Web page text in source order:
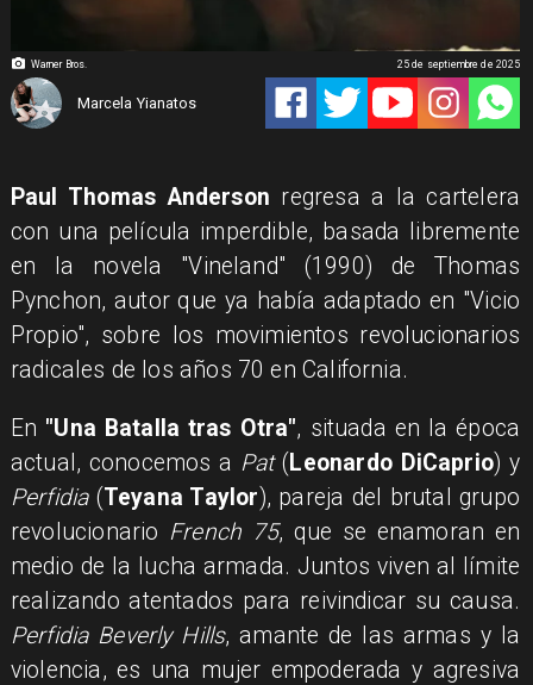
Warner Bros.
Marcela Yianatos
25 de septiembre de 2025
​Paul Thomas Anderson regresa a la cartelera
con una película imperdible, basada libremente
en la novela "Vineland" (1990) de Thomas
Pynchon, autor que ya había adaptado en "Vicio
Propio", sobre los movimientos revolucionarios
radicales de los años 70 en California.
En "Una Batalla tras Otra", situada en la época
actual, conocemos a Pat(Leonardo DiCaprio) y
Perfidia(Teyana Taylor), pareja del brutal grupo
revolucionario French 75, que se enamoran en
medio de la lucha armada. Juntos viven al límite
realizando atentados para reivindicar su causa.
Perfidia Beverly Hills, amante de las armas y la
violencia, es una mujer empoderada y agresiva